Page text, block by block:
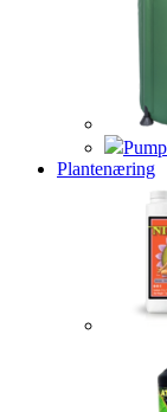
Plantenæring